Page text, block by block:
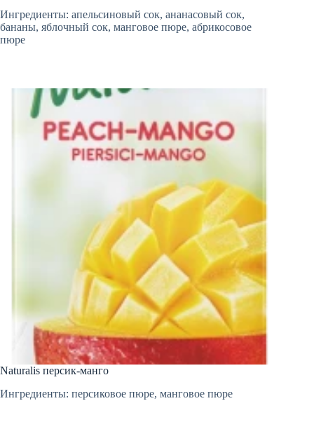
Ингредиенты: апельсиновый сок, ананасовый сок,
бананы, яблочный сок, манговое пюре, абрикосовое
пюре
Naturalis персик-манго
Ингредиенты: персиковое пюре, манговое пюре